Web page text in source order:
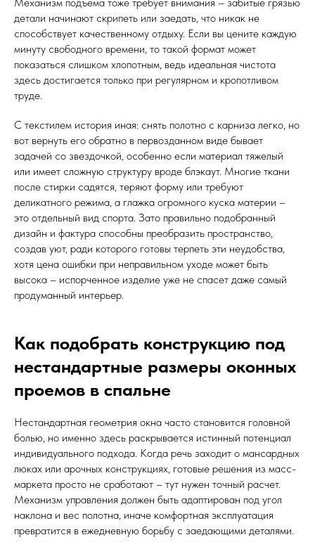
детали начинают скрипеть или заедать, что никак не
способствует качественному отдыху. Если вы цените каждую
минуту свободного времени, то такой формат может
показаться слишком хлопотным, ведь идеальная чистота
здесь достигается только при регулярном и кропотливом
труде.
С текстилем история иная: снять полотно с карниза легко, но
вот вернуть его обратно в первозданном виде бывает
задачей со звездочкой, особенно если материал тяжелый
или имеет сложную структуру вроде блэкаут. Многие ткани
после стирки садятся, теряют форму или требуют
деликатного режима, а глажка огромного куска материи –
это отдельный вид спорта. Зато правильно подобранный
дизайн и фактура способны преобразить пространство,
создав уют, ради которого готовы терпеть эти неудобства,
хотя цена ошибки при неправильном уходе может быть
высока – испорченное изделие уже не спасет даже самый
продуманный интерьер.
Как подобрать конструкцию под
нестандартные размеры оконных
проемов в спальне
Нестандартная геометрия окна часто становится головной
болью, но именно здесь раскрывается истинный потенциал
индивидуального подхода. Когда речь заходит о мансардных
люках или арочных конструкциях, готовые решения из масс-
маркета просто не сработают – тут нужен точный расчет.
Механизм управления должен быть адаптирован под угол
наклона и вес полотна, иначе комфортная эксплуатация
превратится в ежедневную борьбу с заедающими деталями.